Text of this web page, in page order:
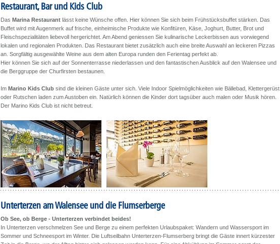
Restaurant, Bar und Kids Club
Das Marina Restaurant lässt keine Wünsche offen. Hier können Sie sich beim Frühstücksbuffet stärken. Das
Buffet wird mit Augenmerk auf frische, einheimische Produkte wie Konfitüren, Käse, Joghurt, Butter, Brot und
Fleischspezialitäten liebevoll hergerichtet. Am Abend geniessen Sie kulinarische Leckerbissen aus vorwiegend
lokalen und regionalen Produkten. Das Restaurant bietet zusätzlich auch eine breite Auswahl an leckeren Pizzas
an. Sorgfältig ausgewählte Weine aus dem alten Europa runden den Ferientag perfekt ab.
Hier können Sie sich auf der Sonnenterrasse niederlassen und den fantastischen Ausblick auf den Walensee und
die Berggruppe der Churfirsten bestaunen.
Im Marino Kids Club sind die kleinen Gäste unter sich. Viele Indoor Spielmöglichkeiten wie Bällebad, Klettergerüst
oder Rutschen laden zum Austoben ein. Natürlich können die Kinder dort tagsüber auch malen oder Musik hören.
Der Marino Kids Club ist nicht betreut.
Unterterzen am Walensee und die Flumserberge
Ob See, ob Berge - Unterterzen verbindet beides!
In Unterterzen verschmelzen See und Berge zu einem perfekten Urlaubspaket: Wandern und Wassersport im
Sommer und Schneesport im Winter. Die Luftseilbahn Unterterzen-Flumserberg bringt die Gäste innert kürzester